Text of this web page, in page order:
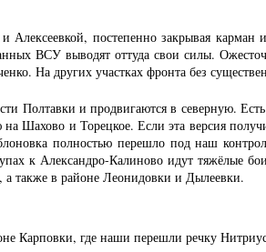
постепенно закрывая
ВСУ выводят оттуда свои силы.
На других участках фронта без
Полтавки и продвигаются в северную.
и Торецкое. Если эта версия
полностью перешло под наш
к Александро-Калиново идут
также в районе Леонидовки и Дылеевки.
где наши перешли речку